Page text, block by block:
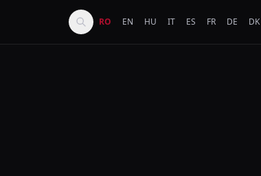
RO EN HU IT ES FR DE DK